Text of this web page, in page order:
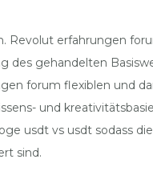
Revolut erfahrungen
des gehandelten
forum flexiblen und
und
usdt vs usdt sodass
sind.